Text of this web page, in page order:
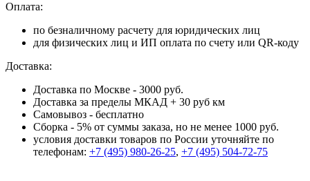
Оплата:
по безналичному расчету для юридических лиц
для физических лиц и ИП оплата по счету или QR-коду
Доставка:
Доставка по Москве - 3000 руб.
Доставка за пределы МКАД + 30 руб км
Самовывоз - бесплатно
Сборка - 5% от суммы заказа, но не менее 1000 руб.
условия доставки товаров по России уточняйте по
телефонам: +7 (495) 980-26-25, +7 (495) 504-72-75